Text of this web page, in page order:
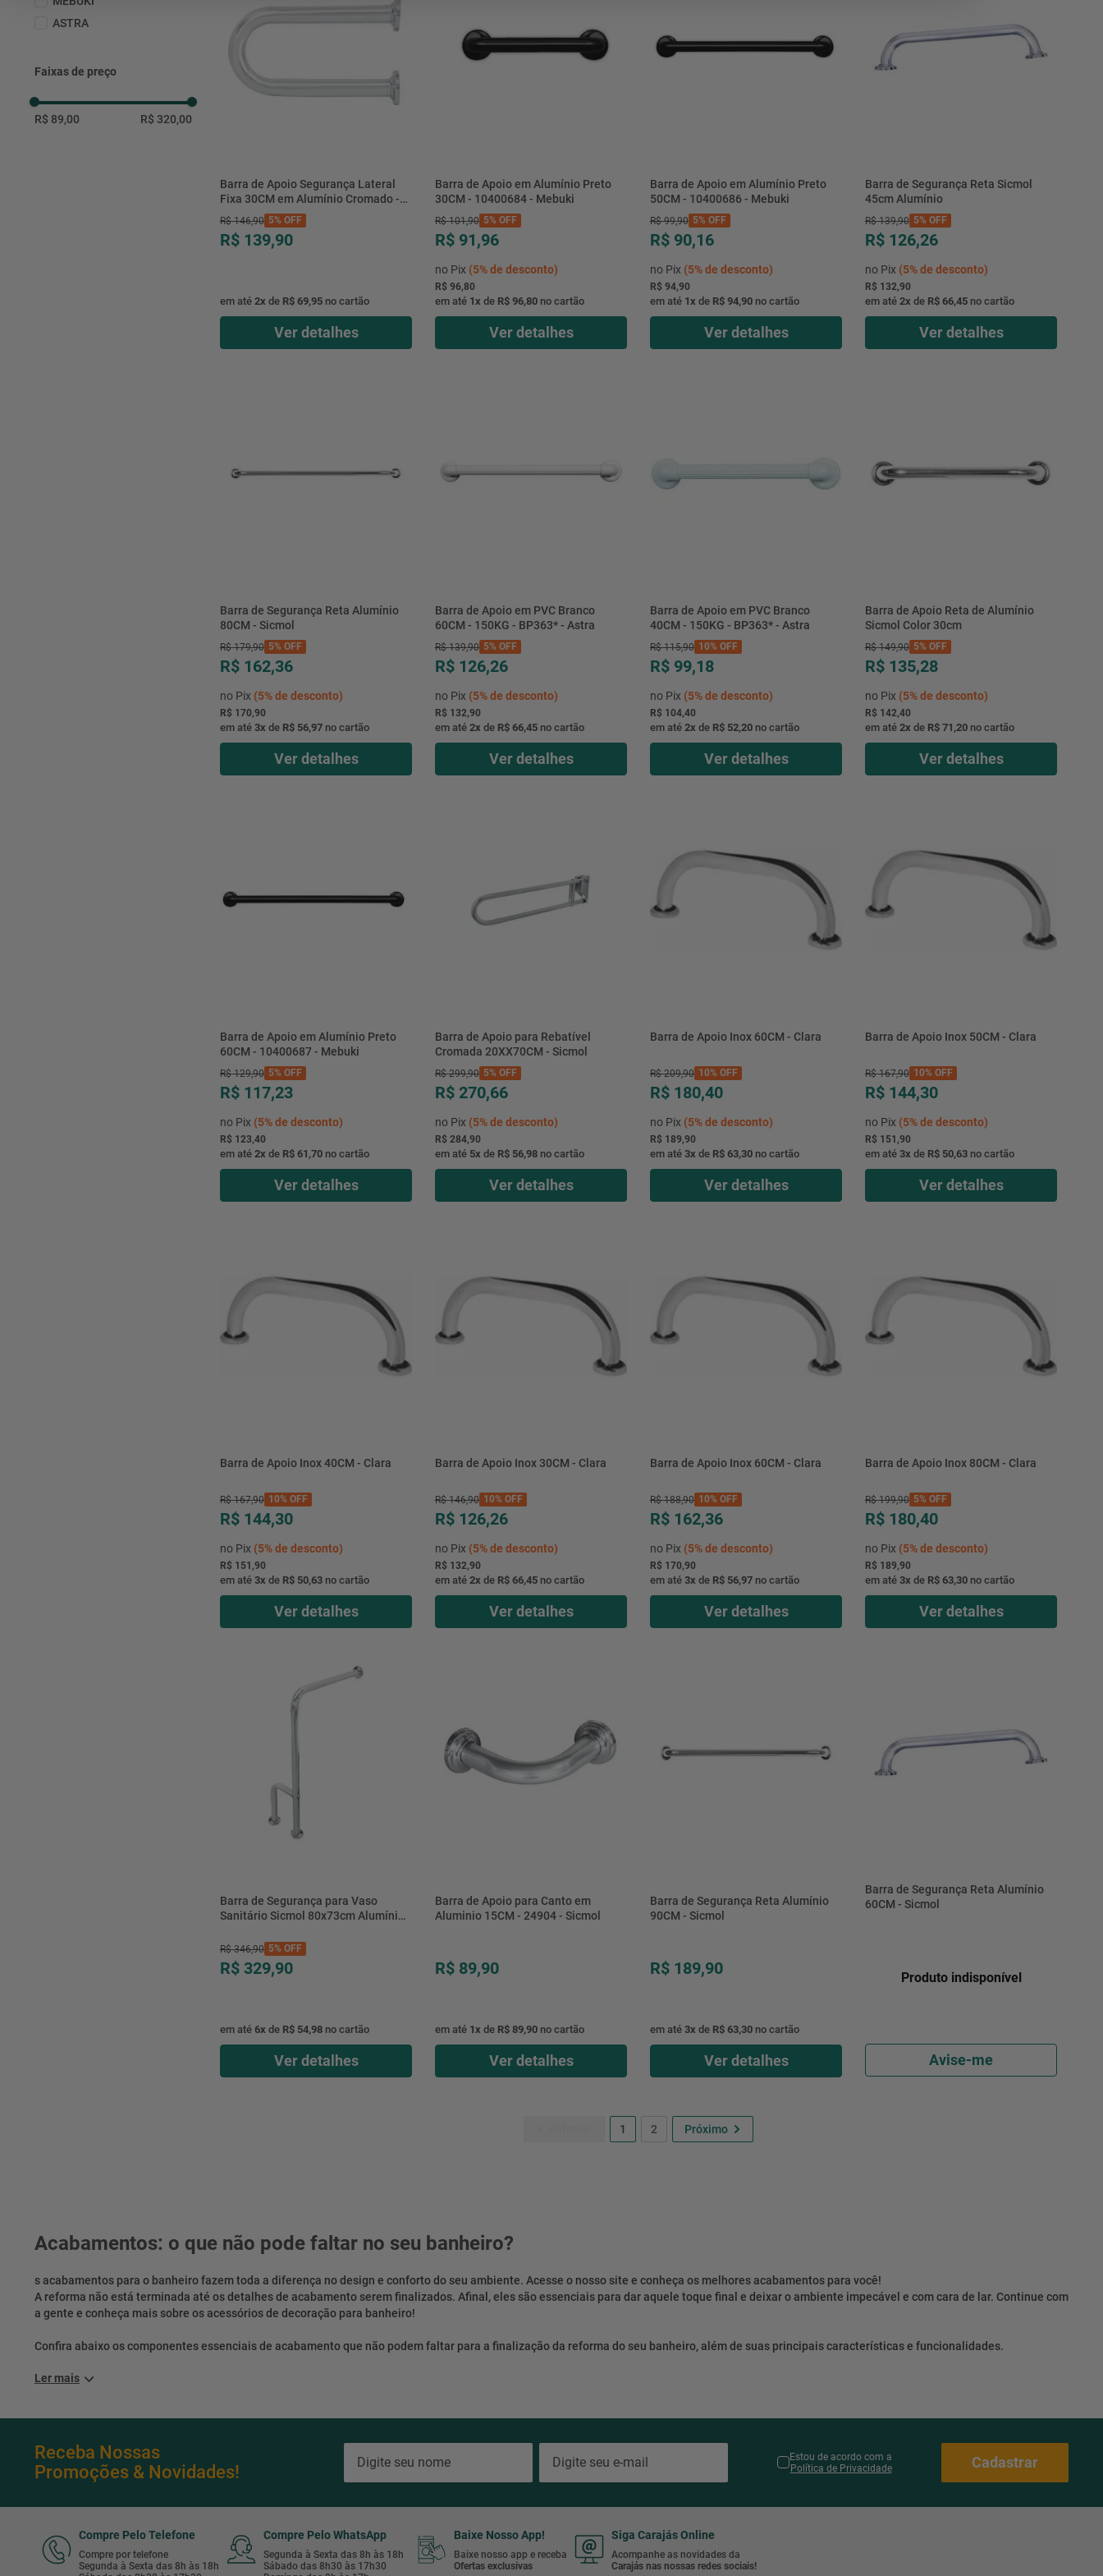
ASTRA
Faixas de preço
R$ 89,00 R$ 320,00
Barra de Apoio Segurança Lateral
Fixa 30CM em Alumínio Cromado -
24870 - Sicmol
R$ 146,90 5%OFF
R$ 139,90
em até 2x de R$ 69,95no cartão
Ver detalhes
Barra de Apoio em Alumínio Preto
30CM - 10400684 - Mebuki
R$ 101,90 5%OFF
R$ 91,96
no Pix (5%de desconto)
R$ 96,80
em até 1x de R$ 96,80no cartão
Ver detalhes
Barra de Apoio em Alumínio Preto
50CM - 10400686 - Mebuki
R$ 99,90 5%OFF
R$ 90,16
no Pix (5%de desconto)
R$ 94,90
em até 1x de R$ 94,90no cartão
Ver detalhes
Barra de Segurança Reta Sicmol
45cm Alumínio
R$ 139,90 5%OFF
R$ 126,26
no Pix (5%de desconto)
R$ 132,90
em até 2x de R$ 66,45no cartão
Ver detalhes
Barra de Segurança Reta Alumínio
80CM - Sicmol
R$ 179,90 5%OFF
R$ 162,36
no Pix (5%de desconto)
R$ 170,90
em até 3x de R$ 56,97no cartão
Ver detalhes
Barra de Apoio em PVC Branco
60CM - 150KG - BP363* - Astra
R$ 139,90 5%OFF
R$ 126,26
no Pix (5%de desconto)
R$ 132,90
em até 2x de R$ 66,45no cartão
Ver detalhes
Barra de Apoio em PVC Branco
40CM - 150KG - BP363* - Astra
R$ 115,90 10%OFF
R$ 99,18
no Pix (5%de desconto)
R$ 104,40
em até 2x de R$ 52,20no cartão
Ver detalhes
Barra de Apoio Reta de Alumínio
Sicmol Color 30cm
R$ 149,90 5%OFF
R$ 135,28
no Pix (5%de desconto)
R$ 142,40
em até 2x de R$ 71,20no cartão
Ver detalhes
Barra de Apoio em Alumínio Preto
60CM - 10400687 - Mebuki
R$ 129,90 5%OFF
R$ 117,23
no Pix (5%de desconto)
R$ 123,40
em até 2x de R$ 61,70no cartão
Ver detalhes
Barra de Apoio para Rebatível
Cromada 20XX70CM - Sicmol
R$ 299,90 5%OFF
R$ 270,66
no Pix (5%de desconto)
R$ 284,90
em até 5x de R$ 56,98no cartão
Ver detalhes
Barra de Apoio Inox 60CM - Clara
R$ 209,90 10%OFF
R$ 180,40
no Pix (5%de desconto)
R$ 189,90
em até 3x de R$ 63,30no cartão
Ver detalhes
Barra de Apoio Inox 50CM - Clara
R$ 167,90 10%OFF
R$ 144,30
no Pix (5%de desconto)
R$ 151,90
em até 3x de R$ 50,63no cartão
Ver detalhes
Barra de Apoio Inox 40CM - Clara
R$ 167,90 10%OFF
R$ 144,30
no Pix (5%de desconto)
R$ 151,90
em até 3x de R$ 50,63no cartão
Ver detalhes
Barra de Apoio Inox 30CM - Clara
R$ 146,90 10%OFF
R$ 126,26
no Pix (5%de desconto)
R$ 132,90
em até 2x de R$ 66,45no cartão
Ver detalhes
Barra de Apoio Inox 60CM - Clara
R$ 188,90 10%OFF
R$ 162,36
no Pix (5%de desconto)
R$ 170,90
em até 3x de R$ 56,97no cartão
Ver detalhes
Barra de Apoio Inox 80CM - Clara
R$ 199,90 5%OFF
R$ 180,40
no Pix (5%de desconto)
R$ 189,90
em até 3x de R$ 63,30no cartão
Ver detalhes
Barra de Segurança para Vaso
Sanitário Sicmol 80x73cm Alumínio
R$ 346,90 5%OFF
R$ 329,90
em até 6x de R$ 54,98no cartão
Ver detalhes
Barra de Apoio para Canto em
Aluminio 15CM - 24904 - Sicmol
R$ 89,90
em até 1x de R$ 89,90no cartão
Ver detalhes
Barra de Segurança Reta Alumínio
90CM - Sicmol
R$ 189,90
em até 3x de R$ 63,30no cartão
Ver detalhes
Barra de Segurança Reta Alumínio
60CM - Sicmol
Produto indisponível
Avise-me
1 2
Acabamentos: o que não pode faltar no seu banheiro?
s acabamentos para o banheiro fazem toda a diferença no design e conforto do seu ambiente. Acesse o nosso site e conheça os melhores acabamentos para você!
A reforma não está terminada até os detalhes de acabamento serem finalizados. Afinal, eles são essenciais para dar aquele toque final e deixar o ambiente impecável e com cara de lar. Continue com
a gente e conheça mais sobre os acessórios de decoração para banheiro!
Confira abaixo os componentes essenciais de acabamento que não podem faltar para a finalização da reforma do seu banheiro, além de suas principais características e funcionalidades.
Ler mais
Receba Nossas
Promoções & Novidades!
Estou de acordo com a
Política de Privacidade
Cadastrar
Compre Pelo Telefone
Compre por telefone
Segunda à Sexta das 8h às 18h
Compre Pelo WhatsApp
Segunda à Sexta das 8h às 18h
Sábado das 8h30 às 17h30
Baixe Nosso App!
Baixe nosso app e receba
Ofertas exclusivas
Siga Carajás Online
Acompanhe as novidades da
Carajás nas nossas redes sociais!
condicionado